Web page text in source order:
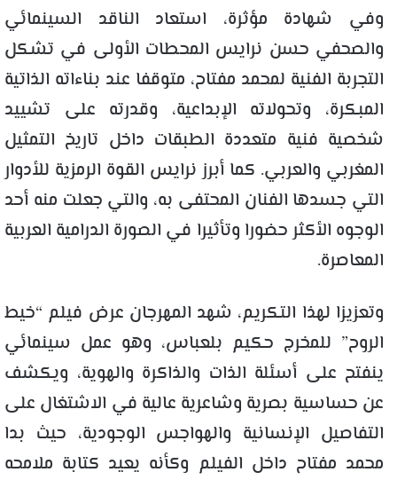
وفي شهادة مؤثرة، استعاد الناقد السينمائي
والصحفي حسن نرايس المحطات الأولى في تشكل
التجربة الفنية لمحمد مفتاح، متوقفا عند بناءاته الذاتية
المبكرة، وتحولاته الإبداعية، وقدرته على تشييد
شخصية فنية متعددة الطبقات داخل تاريخ التمثيل
المغربي والعربي. كما أبرزنرايس القوة الرمزية للأدوار
التي جسدها الفنان المحتفى به، والتي جعلت منه أحد
الوجوه الأكثر حضورا وتأثيرا في الصورة الدرامية العربية
المعاصرة.
وتعزيزا لهذا التكريم، شهد المهرجان عرض فيلم “خيط
الروح” للمخرج حكيم بلعباس، وهو عمل سينمائي
ينفتح على أسئلة الذات والذاكرة والهوية، ويكشف
عن حساسية بصرية وشاعرية عالية في الاشتغال على
التفاصيل الإنسانية والهواجس الوجودية، حيث بدا
محمد مفتاح داخل الفيلم وكأنه يعيد كتابة ملامحه